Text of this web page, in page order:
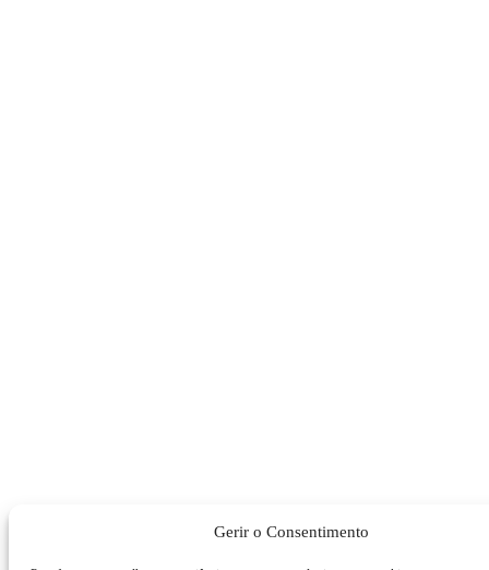
Gerir o Consentimento